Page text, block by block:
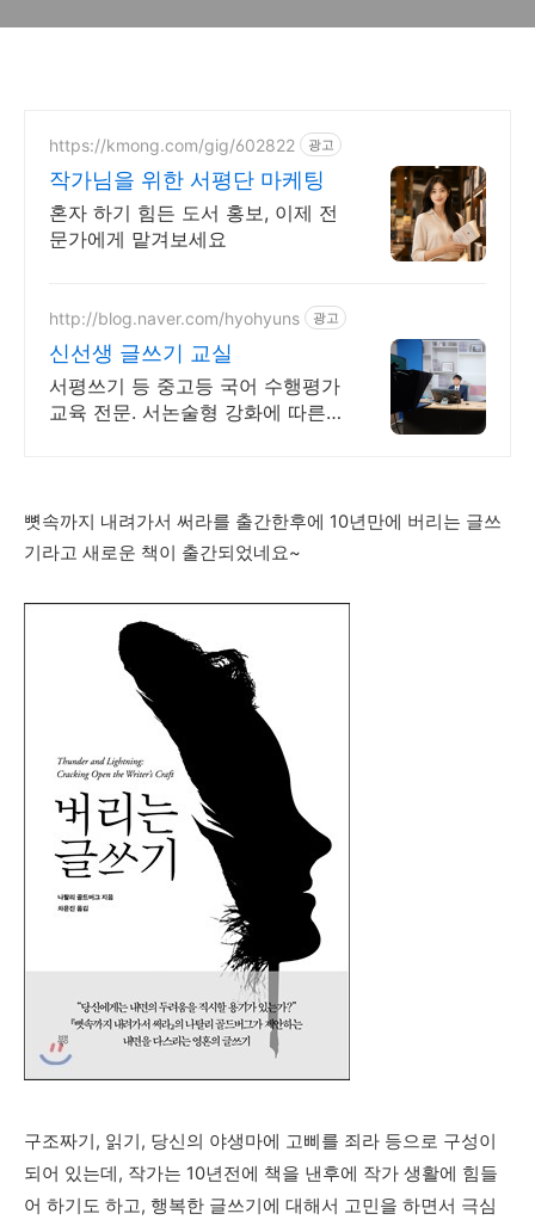
https://kmong.com/gig/602822 광고
작가님을 위한 서평단 마케팅
혼자 하기 힘든 도서 홍보, 이제 전
문가에게 맡겨보세요
http://blog.naver.com/hyohyuns 광고
신선생 글쓰기 교실
서평쓰기 등 중고등 국어 수행평가
교육 전문. 서논술형 강화에 따른
뼛속까지 내려가서 써라를 출간한후에 10년만에 버리는 글쓰
기라고 새로운 책이 출간되었네요~
구조짜기, 읽기, 당신의 야생마에 고삐를 죄라 등으로 구성이
되어 있는데, 작가는 10년전에 책을 낸후에 작가 생활에 힘들
어 하기도 하고, 행복한 글쓰기에 대해서 고민을 하면서 극심